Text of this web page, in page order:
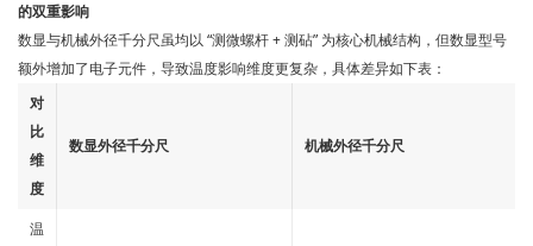
的双重影响
数显与机械外径千分尺虽均以 “测微螺杆 + 测砧” 为核心机械结构，但数显型号
额外增加了电子元件，导致温度影响维度更复杂，具体差异如下表：
对
比
维
度
数显外径千分尺 机械外径千分尺
温